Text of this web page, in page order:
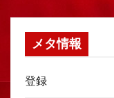
メタ情報
登録